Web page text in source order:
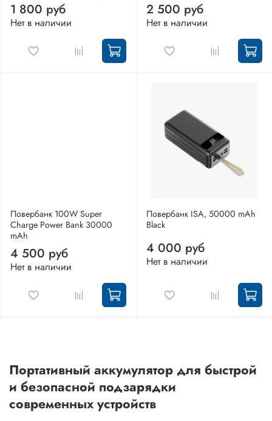
1 800 руб
Нет в наличии
2 500 руб
Нет в наличии
Повербанк 100W Super
Charge Power Bank 30000
mAh
4 500 руб
Нет в наличии
Повербанк ISA, 50000 mAh
Black
4 000 руб
Нет в наличии
Портативный аккумулятор для быстрой
и безопасной подзарядки
современных устройств